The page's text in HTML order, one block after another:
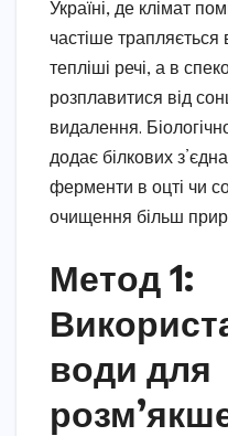
Україні, де клімат
частіше
тепліші речі, а в
розплавитися від
видалення.
додає білкових
ферменти в оцті чи
очищення більш
Метод 1:
води для